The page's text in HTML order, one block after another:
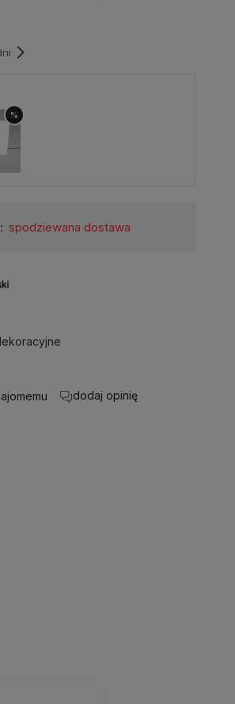
%
spodziewana dostawa
dodaj opinię